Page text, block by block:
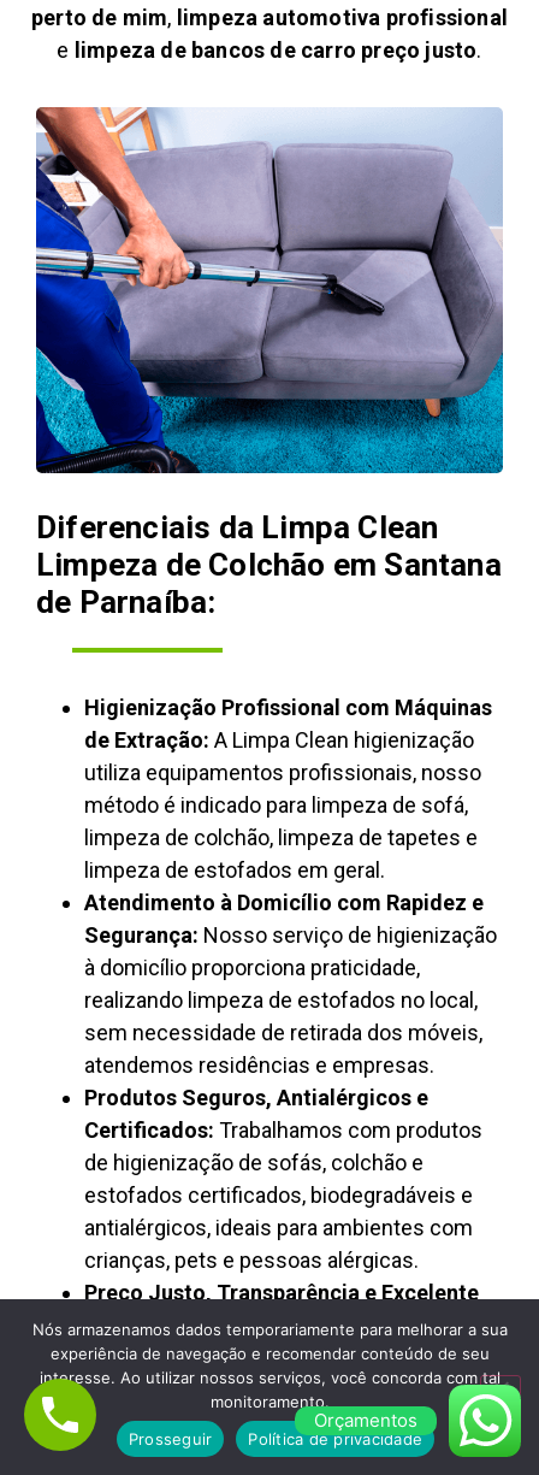
perto de mim, limpeza automotiva profissional
e limpeza de bancos de carro preço justo.
Diferenciais da Limpa Clean
Limpeza de Colchão em Santana
de Parnaíba:
Higienização Profissional com Máquinas
de Extração: A Limpa Clean higienização
utiliza equipamentos profissionais, nosso
método é indicado para limpeza de sofá,
limpeza de colchão, limpeza de tapetes e
limpeza de estofados em geral.
Atendimento à Domicílio com Rapidez e
Segurança: Nosso serviço de higienização
à domicílio proporciona praticidade,
realizando limpeza de estofados no local,
sem necessidade de retirada dos móveis,
atendemos residências e empresas.
Produtos Seguros, Antialérgicos e
Certificados: Trabalhamos com produtos
de higienização de sofás, colchão e
estofados certificados, biodegradáveis e
antialérgicos, ideais para ambientes com
crianças, pets e pessoas alérgicas.
Preço Justo, Transparência e Excelente
Custo-Benefício:A Limpa Clean oferece
limpeza de estofados com preço justo,
orçamento rápido e valores transparentes,
sendo reconhecida como empresa
confiável de higienização profissional.
Orçamentos
Nós armazenamos dados temporariamente para melhorar a sua
experiência de navegação e recomendar conteúdo de seu
interesse. Ao utilizar nossos serviços, você concorda com tal
monitoramento.
Prosseguir
Política de privacidade